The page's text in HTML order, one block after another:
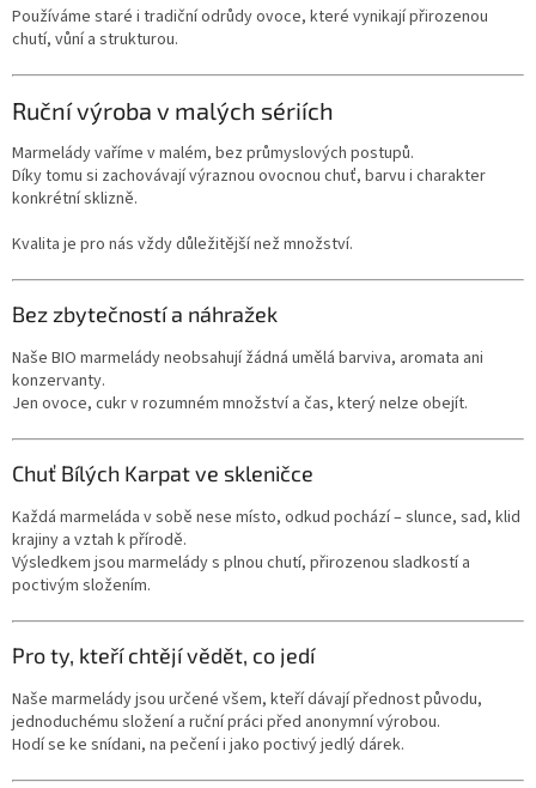
Používáme staré i tradiční odrůdy ovoce, které vynikají přirozenou
chutí, vůní a strukturou.
Ruční výroba v malých sériích
Marmelády vaříme v malém, bez průmyslových postupů.
Díky tomu si zachovávají výraznou ovocnou chuť, barvu i charakter
konkrétní sklizně.
Kvalita je pro nás vždy důležitější než množství.
Bez zbytečností a náhražek
Naše BIO marmelády neobsahují žádná umělá barviva, aromata ani
konzervanty.
Jen ovoce, cukr v rozumném množství a čas, který nelze obejít.
Chuť Bílých Karpat ve skleničce
Každá marmeláda v sobě nese místo, odkud pochází – slunce, sad, klid
krajiny a vztah k přírodě.
Výsledkem jsou marmelády s plnou chutí, přirozenou sladkostí a
poctivým složením.
Pro ty, kteří chtějí vědět, co jedí
Naše marmelády jsou určené všem, kteří dávají přednost původu,
jednoduchému složení a ruční práci před anonymní výrobou.
Hodí se ke snídani, na pečení i jako poctivý jedlý dárek.